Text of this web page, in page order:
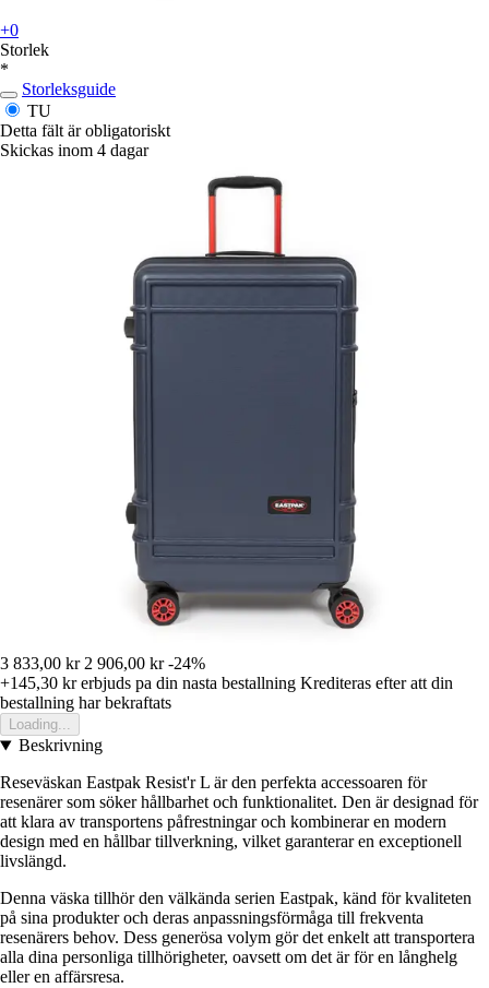
+0
Storlek
*
Storleksguide
TU
Detta fält är obligatoriskt
Skickas inom 4 dagar
3 833,00 kr 2 906,00 kr -24%
+145,30 krerbjuds pa din nasta bestallning Krediteras efter att din
bestallning har bekraftats
Loading...
Beskrivning
Reseväskan Eastpak Resist'r L är den perfekta accessoaren för
resenärer som söker hållbarhet och funktionalitet. Den är designad för
att klara av transportens påfrestningar och kombinerar en modern
design med en hållbar tillverkning, vilket garanterar en exceptionell
livslängd.
Denna väska tillhör den välkända serien Eastpak, känd för kvaliteten
på sina produkter och deras anpassningsförmåga till frekventa
resenärers behov. Dess generösa volym gör det enkelt att transportera
alla dina personliga tillhörigheter, oavsett om det är för en långhelg
eller en affärsresa.